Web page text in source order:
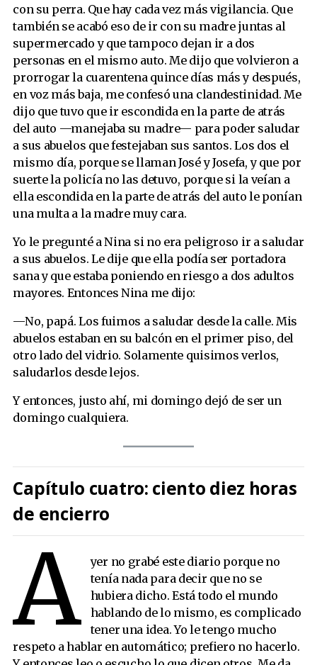
con su perra. Que hay cada vez más vigilancia. Que
también se acabó eso de ir con su madre juntas al
supermercado y que tampoco dejan ir a dos
personas en el mismo auto. Me dijo que volvieron a
prorrogar la cuarentena quince días más y después,
en voz más baja, me confesó una clandestinidad. Me
dijo que tuvo que ir escondida en la parte de atrás
del auto —manejaba su madre— para poder saludar
a sus abuelos que festejaban sus santos. Los dos el
mismo día, porque se llaman José y Josefa, y que por
suerte la policía no las detuvo, porque si la veían a
ella escondida en la parte de atrás del auto le ponían
una multa a la madre muy cara.
Yo le pregunté a Nina si no era peligroso ir a saludar
a sus abuelos. Le dije que ella podía ser portadora
sana y que estaba poniendo en riesgo a dos adultos
mayores. Entonces Nina me dijo:
—No, papá. Los fuimos a saludar desde la calle. Mis
abuelos estaban en su balcón en el primer piso, del
otro lado del vidrio. Solamente quisimos verlos,
saludarlos desde lejos.
Y entonces, justo ahí, mi domingo dejó de ser un
domingo cualquiera.
Capítulo cuatro: ciento diez horas
de encierro
A
yer no grabé este diario porque no
tenía nada para decir que no se
hubiera dicho. Está todo el mundo
hablando de lo mismo, es complicado
tener una idea. Yo le tengo mucho
respeto a hablar en automático; prefiero no hacerlo.